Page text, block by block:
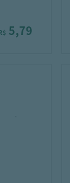
5,79